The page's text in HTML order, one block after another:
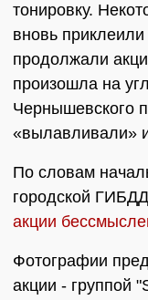
тонировку.
вновь
продолжали
произошла на
Чернышевского
«вылавливали»
По словам
городской ГИБДД
акции
Фотографии
акции - группой